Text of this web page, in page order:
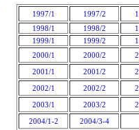
1997/1 1997/2
1998/1
1998/2
1999/1
1999/2
2000/1
2000/2
2001/1
2001/2
2002/1
2002/2
2003/1
2003/2
2004/1-2
2004/3-4